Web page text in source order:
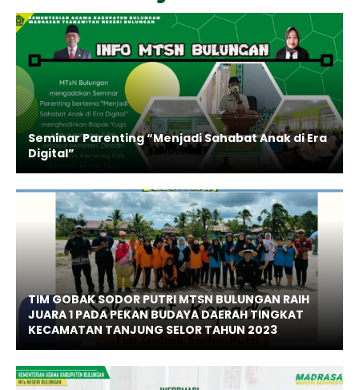
Seminar Parenting “Menjadi Sahabat Anak di Era
Digital”
TIM GOBAK SODOR PUTRI MTSN BULUNGAN RAIH
JUARA 1 PADA PEKAN BUDAYA DAERAH TINGKAT
KECAMATAN TANJUNG SELOR TAHUN 2023